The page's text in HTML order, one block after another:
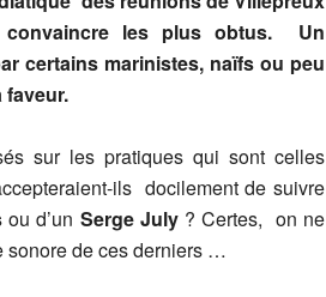
les plus obtus. Un
certains marinistes, naïfs ou peu
sur les pratiques qui sont celles
ils docilement de suivre
ou d’un Serge July? Certes, on ne
sonore de ces derniers …